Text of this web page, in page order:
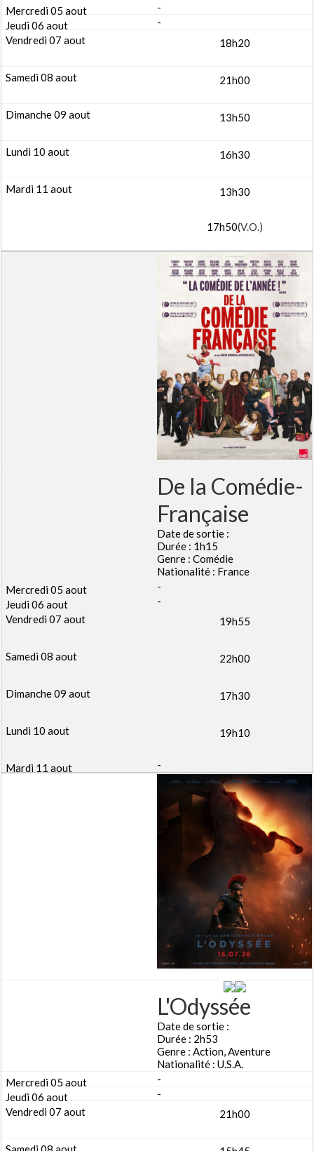
-
-
18h20
21h00
13h50
16h30
13h30
17h50(V.O.)
De la Comédie-
Française
Date de sortie :
Durée : 1h15
Genre : Comédie
Nationalité : France
-
-
19h55
22h00
17h30
19h10
-
L'Odyssée
Date de sortie :
Durée : 2h53
Genre : Action, Aventure
Nationalité : U.S.A.
-
-
21h00